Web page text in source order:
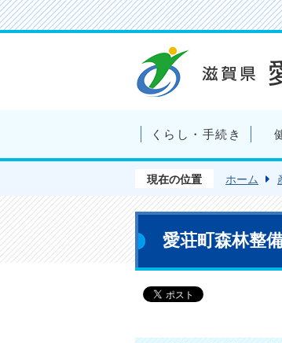
くらし・手続き
現在の位置 ホーム
愛荘町森林整